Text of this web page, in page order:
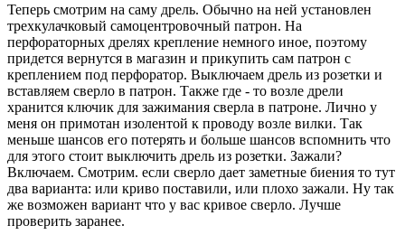
Теперь смотрим на саму дрель. Обычно на ней установлен
трехкулачковый самоцентровочный патрон. На
перфораторных дрелях крепление немного иное, поэтому
придется вернутся в магазин и прикупить сам патрон с
креплением под перфоратор. Выключаем дрель из розетки и
вставляем сверло в патрон. Также где - то возле дрели
хранится ключик для зажимания сверла в патроне. Лично у
меня он примотан изолентой к проводу возле вилки. Так
меньше шансов его потерять и больше шансов вспомнить что
для этого стоит выключить дрель из розетки. Зажали?
Включаем. Смотрим. если сверло дает заметные биения то тут
два варианта: или криво поставили, или плохо зажали. Ну так
же возможен вариант что у вас кривое сверло. Лучше
проверить заранее.